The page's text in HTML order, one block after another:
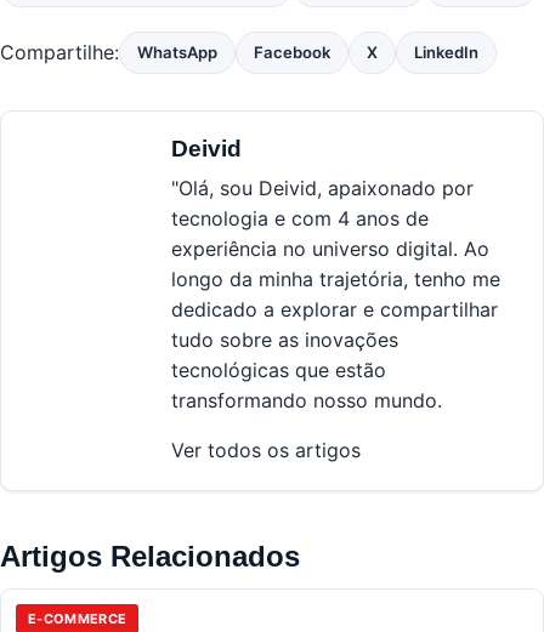
Compartilhe: WhatsApp Facebook X LinkedIn
Deivid
"Olá, sou Deivid, apaixonado por
tecnologia e com 4 anos de
experiência no universo digital. Ao
longo da minha trajetória, tenho me
dedicado a explorar e compartilhar
tudo sobre as inovações
tecnológicas que estão
transformando nosso mundo.
Ver todos os artigos
Artigos Relacionados
E-COMMERCE